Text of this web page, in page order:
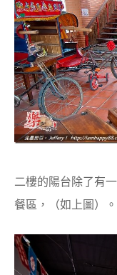
二樓的陽台除了有
餐區，（如上圖）。